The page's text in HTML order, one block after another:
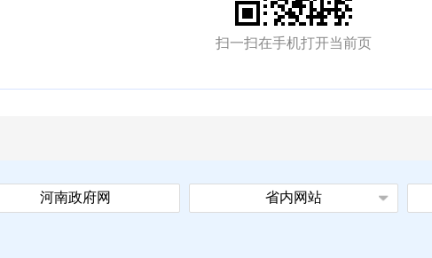
扫一扫在手机打开当前页
河南政府网 省内网站